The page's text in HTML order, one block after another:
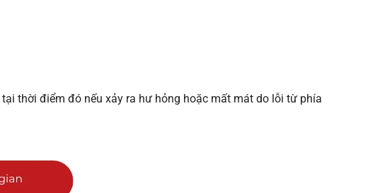
tại thời điểm đó nếu xảy ra hư hỏng hoặc mất mát do lỗi từ phía